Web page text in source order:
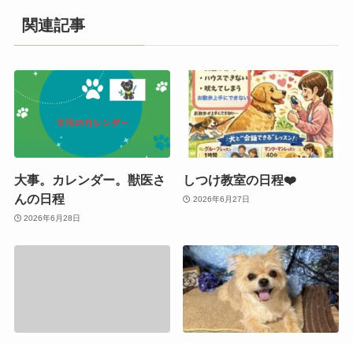
関連記事
大事。カレンダー。獣医さ
んの日程
2026年6月28日
しつけ教室の日程❤️
2026年6月27日